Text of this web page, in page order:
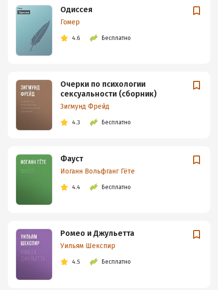
Одиссея
Гомер
4.6 Бесплатно
Очерки по психологии
сексуальности (сборник)
Зигмунд Фрейд
4.3 Бесплатно
Фауст
Иоганн Вольфганг Гёте
4.4 Бесплатно
Ромео и Джульетта
Уильям Шекспир
4.5 Бесплатно